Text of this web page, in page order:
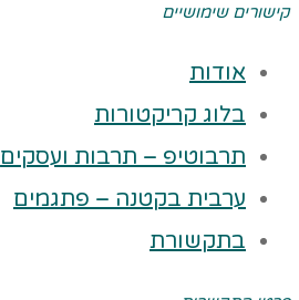
קישורים שימושיים
אודות
בלוג קריקטורות
תרבוטיפ – תרבות ועסקים
ערבית בקטנה – פתגמים
בתקשורת